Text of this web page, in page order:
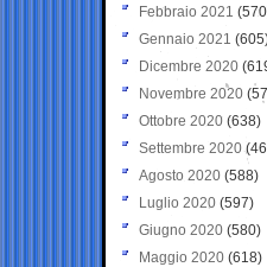
Febbraio 2021
Gennaio 2021
Dicembre 2020
Novembre 2020
Ottobre 2020 (638)
Settembre 2020
Agosto 2020 (588)
Luglio 2020 (597)
Giugno 2020 (580)
Maggio 2020 (618)